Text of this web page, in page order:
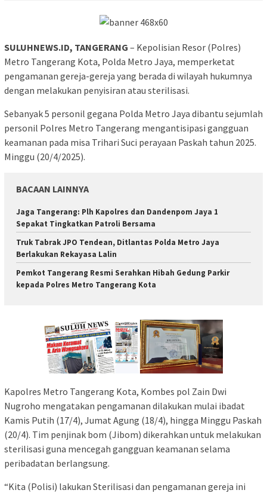
SULUHNEWS.ID, TANGERANG – Kepolisian Resor (Polres)
Metro Tangerang Kota, Polda Metro Jaya, memperketat
pengamanan gereja-gereja yang berada di wilayah hukumnya
dengan melakukan penyisiran atau sterilisasi.
Sebanyak 5 personil gegana Polda Metro Jaya dibantu sejumlah
personil Polres Metro Tangerang mengantisipasi gangguan
keamanan pada misa Trihari Suci perayaan Paskah tahun 2025.
Minggu (20/4/2025).
BACAAN LAINNYA
Jaga Tangerang: Plh Kapolres dan Dandenpom Jaya 1
Sepakat Tingkatkan Patroli Bersama
Truk Tabrak JPO Tendean, Ditlantas Polda Metro Jaya
Berlakukan Rekayasa Lalin
Pemkot Tangerang Resmi Serahkan Hibah Gedung Parkir
kepada Polres Metro Tangerang Kota
Kapolres Metro Tangerang Kota, Kombes pol Zain Dwi
Nugroho mengatakan pengamanan dilakukan mulai ibadat
Kamis Putih (17/4), Jumat Agung (18/4), hingga Minggu Paskah
(20/4). Tim penjinak bom (Jibom) dikerahkan untuk melakukan
sterilisasi guna mencegah gangguan keamanan selama
peribadatan berlangsung.
“Kita (Polisi) lakukan Sterilisasi dan pengamanan gereja ini